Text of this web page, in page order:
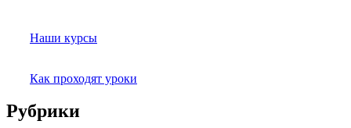
Наши курсы
Как проходят уроки
Рубрики